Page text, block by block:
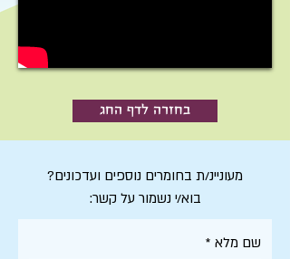
בחזרה לדף החג
מעוניינ/ת בחומרים נוספים ועדכונים?
בוא/י נשמור על קשר:
שם מלא *